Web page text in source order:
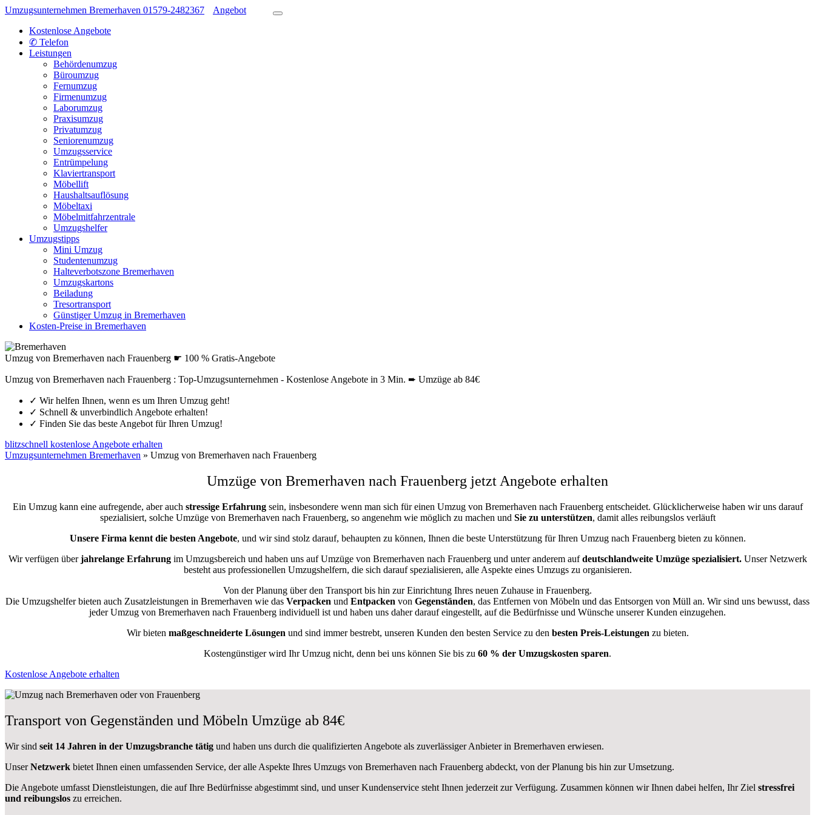
Umzugsunternehmen Bremerhaven 01579-2482367
Angebot
Kostenlose Angebote
✆ Telefon
Leistungen
Behördenumzug
Büroumzug
Fernumzug
Firmenumzug
Laborumzug
Praxisumzug
Privatumzug
Seniorenumzug
Umzugsservice
Entrümpelung
Klaviertransport
Möbellift
Haushaltsauflösung
Möbeltaxi
Möbelmitfahrzentrale
Umzugshelfer
Umzugstipps
Mini Umzug
Studentenumzug
Halteverbotszone Bremerhaven
Umzugskartons
Beiladung
Tresortransport
Günstiger Umzug in Bremerhaven
Kosten-Preise in Bremerhaven
Umzug von Bremerhaven nach Frauenberg ☛ 100 % Gratis-Angebote
Umzug von Bremerhaven nach Frauenberg : Top-Umzugsunternehmen - Kostenlose Angebote in 3 Min. ➨ Umzüge ab 84€
✓ Wir helfen Ihnen, wenn es um Ihren Umzug geht!
✓ Schnell & unverbindlich Angebote erhalten!
✓ Finden Sie das beste Angebot für Ihren Umzug!
blitzschnell kostenlose Angebote erhalten
Umzugsunternehmen Bremerhaven » Umzug von Bremerhaven nach Frauenberg
Umzüge von Bremerhaven nach Frauenberg jetzt Angebote erhalten
Ein Umzug kann eine aufregende, aber auch stressige Erfahrungsein, insbesondere wenn man sich für einen Umzug von Bremerhaven nach Frauenberg entscheidet. Glücklicherweise haben wir uns darauf
spezialisiert, solche Umzüge von Bremerhaven nach Frauenberg, so angenehm wie möglich zu machen und Sie zu unterstützen, damit alles reibungslos verläuft
Unsere Firma kennt die besten Angebote, und wir sind stolz darauf, behaupten zu können, Ihnen die beste Unterstützung für Ihren Umzug nach Frauenberg bieten zu können.
Wir verfügen überjahrelange Erfahrungim Umzugsbereich und haben uns auf Umzüge von Bremerhaven nach Frauenberg und unter anderem aufdeutschlandweite Umzüge spezialisiert.Unser Netzwerk
besteht aus professionellen Umzugshelfern, die sich darauf spezialisieren, alle Aspekte eines Umzugs zu organisieren.
Von der Planung über den Transport bis hin zur Einrichtung Ihres neuen Zuhause in Frauenberg.
Die Umzugshelfer bieten auch Zusatzleistungen in Bremerhaven wie das Verpacken und Entpacken von Gegenständen, das Entfernen von Möbeln und das Entsorgen von Müll an. Wir sind uns bewusst, dass
jeder Umzug von Bremerhaven nach Frauenberg individuell ist und haben uns daher darauf eingestellt, auf die Bedürfnisse und Wünsche unserer Kunden einzugehen.
Wir bieten maßgeschneiderte Lösungen und sind immer bestrebt, unseren Kunden den besten Service zu den besten Preis-Leistungen zu bieten.
Kostengünstiger wird Ihr Umzug nicht, denn bei uns können Sie bis zu 60 % der Umzugskosten sparen.
Kostenlose Angebote erhalten
Transport von Gegenständen und Möbeln Umzüge ab 84€
Wir sind seit 14 Jahren in der Umzugsbranche tätig und haben uns durch die qualifizierten Angebote als zuverlässiger Anbieter in Bremerhaven erwiesen.
UnserNetzwerk bietet Ihnen einen umfassenden Service, der alle Aspekte Ihres Umzugs von Bremerhaven nach Frauenberg abdeckt, von der Planung bis hin zur Umsetzung.
Die Angebote umfasst Dienstleistungen, die auf Ihre Bedürfnisse abgestimmt sind, und unser Kundenservice steht Ihnen jederzeit zur Verfügung. Zusammen können wir Ihnen dabei helfen, Ihr Ziel stressfrei
und reibungslos zu erreichen.